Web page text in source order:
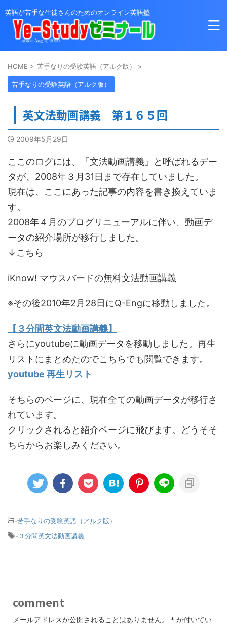
英語が苦手な生徒さんのためのオンライン英語塾
HOME > 苦手なりの受験英語（アルク版） >
苦手なりの受験英語（アルク版）
英文法動画講義 第１６５回
2009年5月29日
ここのログには、「文法動画講義」と呼ばれるデー
タが、2008年３月31日まで存在していました。
現在は、ここにあった記事の内容を書き換えていま
す。
2008年４月のブログリニューアルに伴い、動画デ
ータの紹介場所が移行しました。
↓こちら
iKnow! マウスバードの無料文法動画講義
※その後2010年2月28日にQ-Engに移動しました。
【３分間英文法動画講義】
さらにyoutubeに動画データを移動しました。再生
リストにまとめたのでこちらでも閲覧できます。
youtube 再生リスト
そちらのページに、現在全ての動画データが移行さ
れています。
クリックされると紹介ページに飛びます。どうそそ
ちらからお楽しみください。
-苦手なりの受験英語（アルク版）
- ３分間英文法動画講義
comment
メールアドレスが公開されることはありません。 * が付いてい